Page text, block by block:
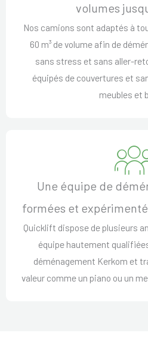
volumes
Nos camions sont adaptés à
60 m³ de volume afin de
sans stress et sans aller-
équipés de couvertures et
meubles et
Une équipe de
formées et
Quicklift dispose de plusieurs
équipe hautement
déménagement Kerkom et
valeur comme un piano ou un